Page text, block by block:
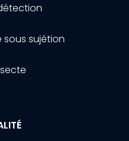
sous sujétion
secte